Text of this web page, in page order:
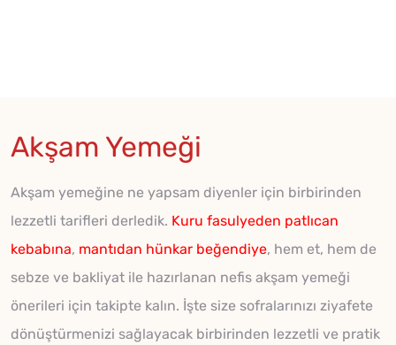
Akşam Yemeği
Akşam yemeğine ne yapsam diyenler için birbirinden
lezzetli tarifleri derledik. Kuru fasulyeden patlıcan
kebabına, mantıdan hünkar beğendiye, hem et, hem de
sebze ve bakliyat ile hazırlanan nefis akşam yemeği
önerileri için takipte kalın. İşte size sofralarınızı ziyafete
dönüştürmenizi sağlayacak birbirinden lezzetli ve pratik